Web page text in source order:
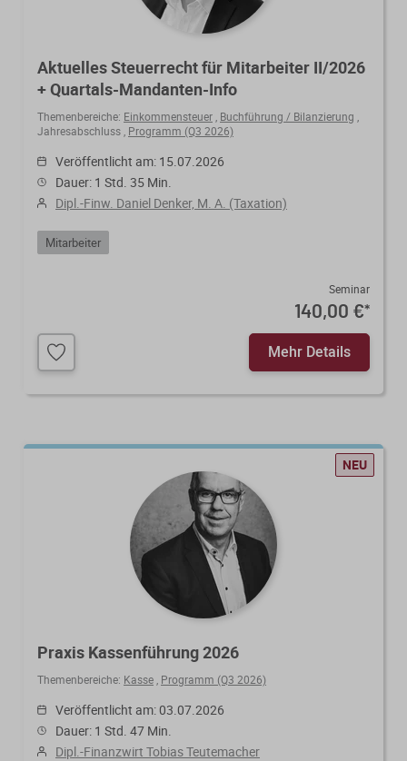
Aktuelles Steuerrecht für Mitarbeiter II/2026
+ Quartals-Mandanten-Info
Themenbereiche: Einkommensteuer Buchführung / Bilanzierung
Jahresabschluss Programm (Q3 2026)
Veröffentlicht am: 15.07.2026
Dauer: 1 Std. 35 Min.
Dipl.-Finw. Daniel Denker, M. A. (Taxation)
Mitarbeiter
Seminar
140,00 €*
Mehr Details
NEU
Praxis Kassenführung 2026
Themenbereiche: Kasse Programm (Q3 2026)
Veröffentlicht am: 03.07.2026
Dauer: 1 Std. 47 Min.
Dipl.-Finanzwirt Tobias Teutemacher